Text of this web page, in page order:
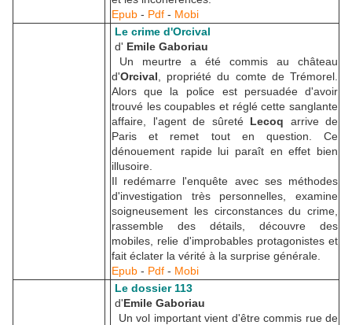
Epub - Pdf - Mobi
Le crime d'Orcival
d' Emile Gaboriau
Un meurtre a été commis au château
d'Orcival , propriété du comte de Trémorel.
Alors que la police est persuadée d'avoir
trouvé les coupables et réglé cette sanglante
affaire, l'agent de sûreté Lecoq arrive de
Paris et remet tout en question. Ce
dénouement rapide lui paraît en effet bien
illusoire.
Il redémarre l'enquête avec ses méthodes
d'investigation très personnelles, examine
soigneusement les circonstances du crime,
rassemble des détails, découvre des
mobiles, relie d'improbables protagonistes et
fait éclater la vérité à la surprise générale.
Epub - Pdf - Mobi
Le dossier 113
d'Emile Gaboriau
Un vol important vient d'être commis rue de